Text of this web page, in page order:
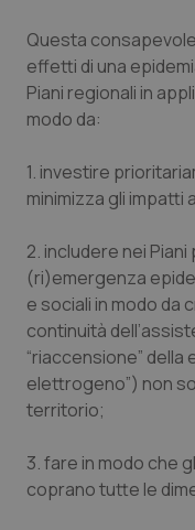
Valle D’Aosta
Veneto
Psoriasi & pelle
Quotidiano
Quotidiano
Quotidiano
Rene &
Questa
effetti di una
Piani regionali in
modo da:
1. investire
minimizza gli impatti
2. includere nei
(ri)emergenza
e sociali in modo da
continuità
“riaccensione”
elettrogeno”) non
territorio;
3. fare in modo che
coprano tutte le